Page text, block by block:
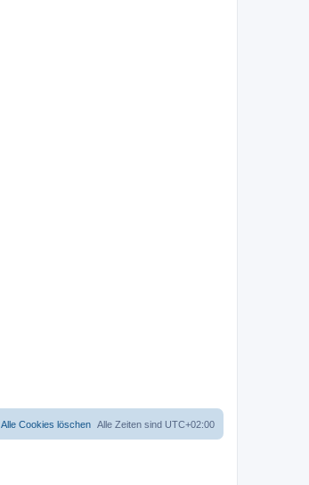
Alle Zeiten sind UTC+02:00
Alle Cookies löschen